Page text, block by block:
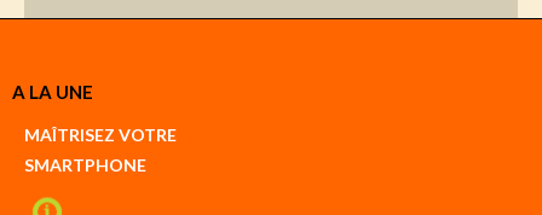
Créer
compte
A LA UNE
MAÎTRISEZ VOTRE
SMARTPHONE